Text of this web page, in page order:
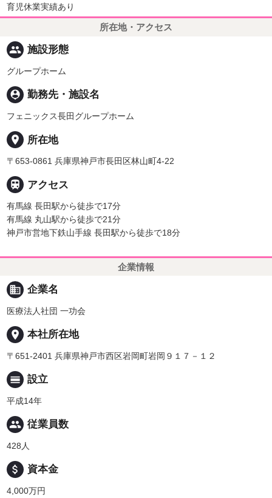
育児休業実績あり
所在地・アクセス
people 施設形態
グループホーム
person_pin 勤務先・施設名
フェニックス長田グループホーム
place 所在地
〒653-0861 兵庫県神戸市長田区林山町4-22
 アクセス
有馬線 長田駅から徒歩で17分
有馬線 丸山駅から徒歩で21分
神戸市営地下鉄山手線 長田駅から徒歩で18分
企業情報
business 企業名
医療法人社団 一功会
place 本社所在地
〒651-2401 兵庫県神戸市西区岩岡町岩岡９１７－１２
calendar_view_day 設立
平成14年
people 従業員数
428人
attach_money 資本金
4,000万円